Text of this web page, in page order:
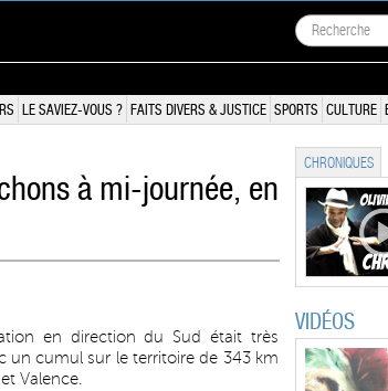
LE SAVIEZ-VOUS ? FAITS DIVERS & JUSTICE SPORTS CULTURE
à mi-journée, en
en direction du Sud était très
un cumul sur le territoire de 343 km
Valence.
CHRONIQUES
VIDÉOS